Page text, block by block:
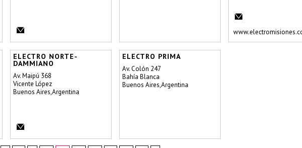
ELECTRO NORTE-
DAMMIANO
Av. Maipú 368
Vicente López
Buenos Aires,Argentina
ELECTRO PRIMA
Av. Colón 247
Bahía Blanca
Buenos Aires,Argentina